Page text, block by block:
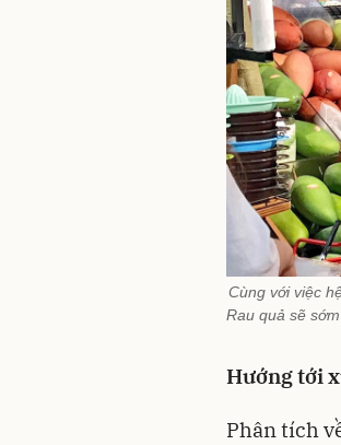
Cùng với việc
Rau quả sẽ
Hướng tới
Phân tích